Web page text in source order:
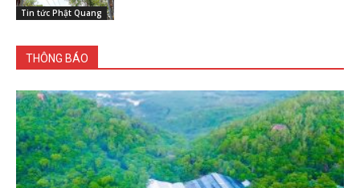
Tin tức Phật Quang
THÔNG BÁO